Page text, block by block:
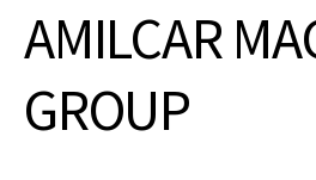
AMILCAR
GROUP